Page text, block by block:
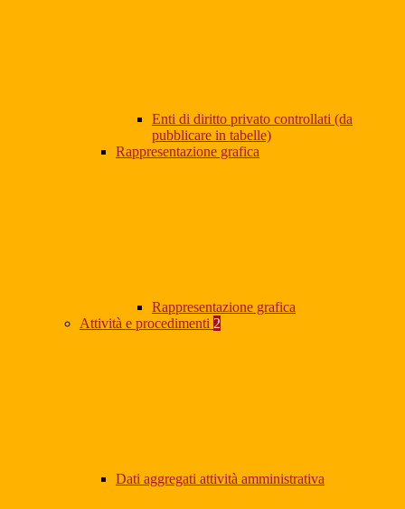
Enti di diritto privato controllati (da
pubblicare in tabelle)
Rappresentazione grafica
Rappresentazione grafica
Attività e procedimenti 2
Dati aggregati attività amministrativa